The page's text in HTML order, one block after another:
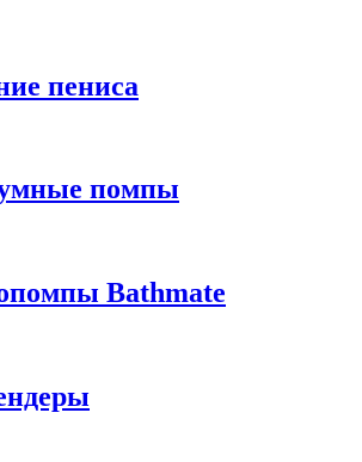
пениса
помпы
Bathmate